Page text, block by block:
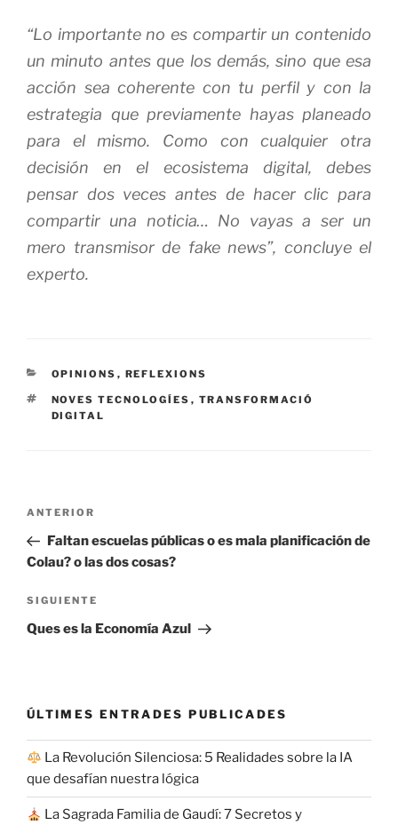
“Lo importante no es compartir un contenido
un minuto antes que los demás, sino que esa
acción sea coherente con tu perfil y con la
estrategia que previamente hayas planeado
para el mismo. Como con cualquier otra
decisión en el ecosistema digital, debes
pensar dos veces antes de hacer clic para
compartir una noticia… No vayas a ser un
mero transmisor de fake news”, concluye el
experto.
CATEGORÍAS
OPINIONS , REFLEXIONS
ETIQUETAS
NOVES TECNOLOGÍES , TRANSFORMACIÓ
DIGITAL
Navegación
entradas
Entrada
anterior:
ANTERIOR
Faltan escuelas públicas o es mala planificación de
Colau? o las dos cosas?
Siguiente
entrada
SIGUIENTE
Ques es la Economía Azul
ÚLTIMES ENTRADES PUBLICADES
La Revolución Silenciosa: 5 Realidades sobre la IA
que desafían nuestra lógica
La Sagrada Familia de Gaudí: 7 Secretos y